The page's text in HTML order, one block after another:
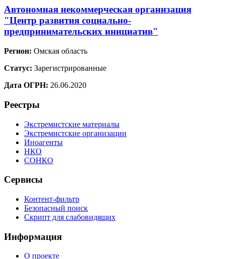
Автономная некоммерческая организация
"Центр развития социально-
предпринимательских инициатив"
Регион: Омская область
Статус: Зарегистрированные
Дата ОГРН: 26.06.2020
Реестры
Экстремистские материалы
Экстремистские организации
Иноагенты
НКО
СОНКО
Сервисы
Контент-фильтр
Безопасный поиск
Скрипт для слабовидящих
Информация
О проекте